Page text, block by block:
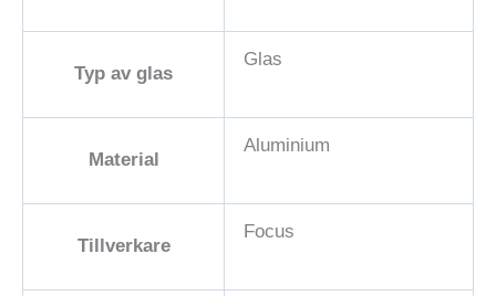
Typ av glas
Glas
Material
Aluminium
Tillverkare
Focus